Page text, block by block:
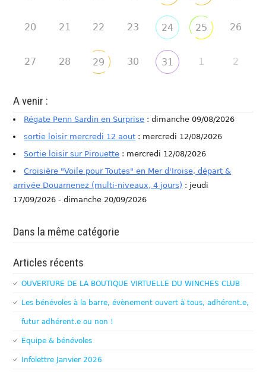
20 21 22 23 24 25 26
27 28 29 30 31 1 2
A venir :
Régate Penn Sardin en Surprise : dimanche 09/08/2026
sortie loisir mercredi 12 aout : mercredi 12/08/2026
Sortie loisir sur Pirouette : mercredi 12/08/2026
Croisière "Voile pour Toutes" en Mer d'Iroise, départ &
arrivée Douarnenez (multi-niveaux, 4 jours) : jeudi
17/09/2026 - dimanche 20/09/2026
Dans la même catégorie
Articles récents
OUVERTURE DE LA BOUTIQUE VIRTUELLE DU WINCHES CLUB
Les bénévoles à la barre, évènement ouvert à tous, adhérent.e,
futur adhérent.e ou non !
Equipe & bénévoles
Infolettre Janvier 2026